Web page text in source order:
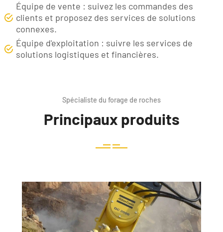
Équipe de vente : suivez les commandes des
clients et proposez des services de solutions
connexes.
Équipe d'exploitation : suivre les services de
solutions logistiques et financières.
Spécialiste du forage de roches
Principaux produits